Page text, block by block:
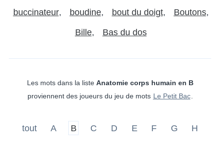
buccinateur boudine bout du doigt Boutons
Bille Bas du dos
Les mots dans la liste Anatomie corps humain en B
proviennent des joueurs du jeu de mots Le Petit Bac
tout A B C D E F G H